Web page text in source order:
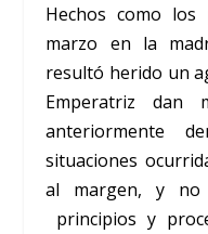
Hechos como
marzo en la
resultó herido un
Emperatriz dan
anteriormente
situaciones
al margen, y no
principios y